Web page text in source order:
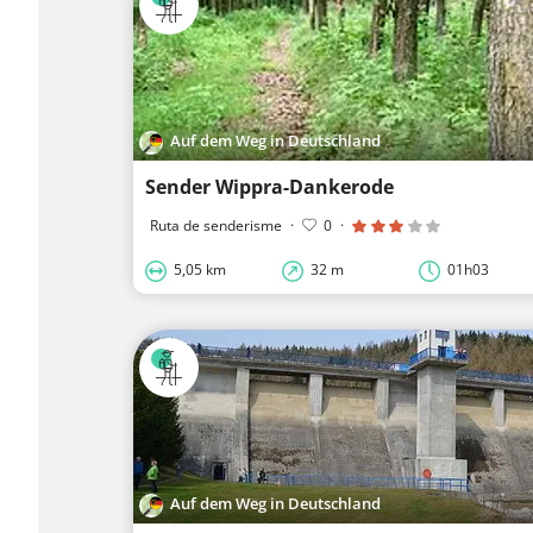
Auf dem Weg in Deutschland
Sender Wippra-Dankerode
Ruta de senderisme · 0 ·
5,05 km 32 m 01h03
Auf dem Weg in Deutschland